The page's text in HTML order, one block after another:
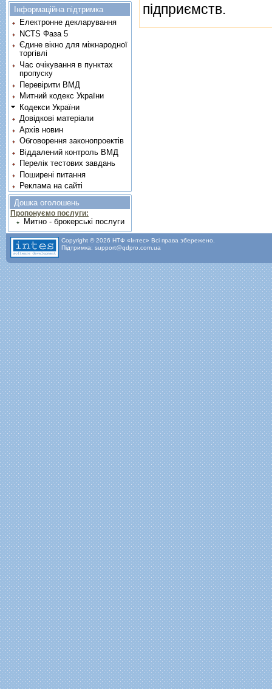
пiдприємств.
Інформаційна підтримка
Електронне декларування
NCTS Фаза 5
Єдине вікно для міжнародної
торгівлі
Час очікування в пунктах
пропуску
Перевірити ВМД
Митний кодекс України
Кодекси України
Довідкові матеріали
Архів новин
Обговорення законопроектів
Віддалений контроль ВМД
Перелік тестових завдань
Поширені питання
Реклама на сайті
Дошка оголошень
Пропонуємо послуги:
Митно - брокерські послуги
Copyright © 2026 НТФ «Інтес» Всі права збережено.
Підтримка: support@qdpro.com.ua